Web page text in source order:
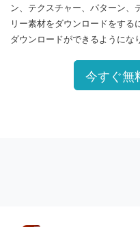
ン、テクスチャー、パターン、
リー素材をダウンロードをす
ダウンロードができるようにな
今すぐ無